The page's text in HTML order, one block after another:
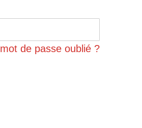
mot de passe oublié ?